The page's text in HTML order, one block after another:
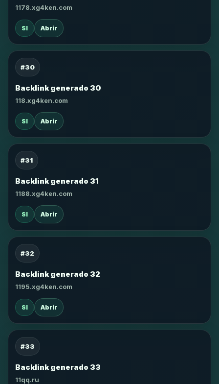
1178.xg4ken.com
SI Abrir
#30
Backlink generado 30
118.xg4ken.com
SI Abrir
#31
Backlink generado 31
1188.xg4ken.com
SI Abrir
#32
Backlink generado 32
1195.xg4ken.com
SI Abrir
#33
Backlink generado 33
11qq.ru